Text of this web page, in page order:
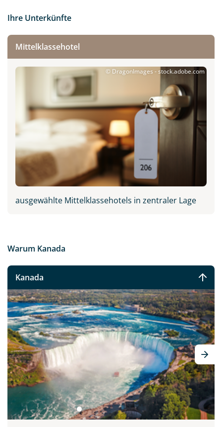
Ihre Unterkünfte
Mittelklassehotel
© DragonImages - stock.adobe.com
ausgewählte Mittelklassehotels in zentraler Lage
Warum Kanada
Kanada